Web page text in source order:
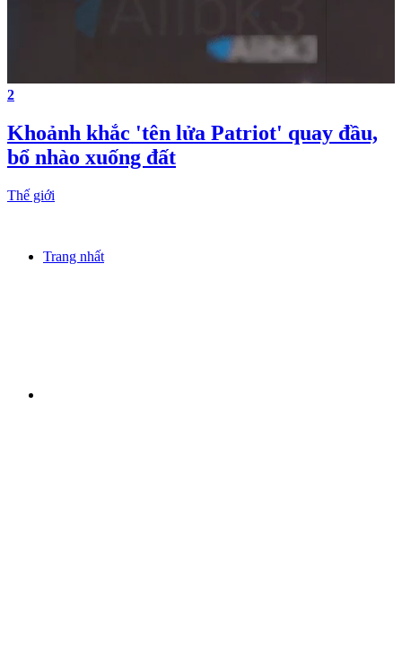
2
Khoảnh khắc 'tên lửa Patriot' quay đầu,
bổ nhào xuống đất
Thế giới
Trang nhất